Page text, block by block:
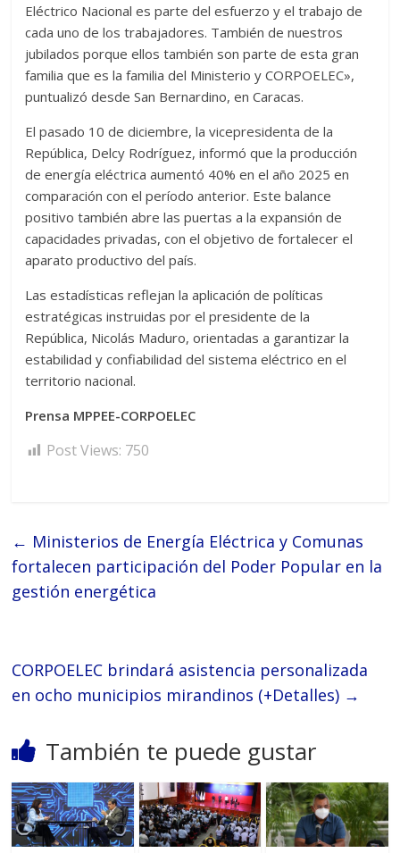
Eléctrico Nacional es parte del esfuerzo y el trabajo de
cada uno de los trabajadores. También de nuestros
jubilados porque ellos también son parte de esta gran
familia que es la familia del Ministerio y CORPOELEC»,
puntualizó desde San Bernardino, en Caracas.
El pasado 10 de diciembre, la vicepresidenta de la
República, Delcy Rodríguez, informó que la producción
de energía eléctrica aumentó 40% en el año 2025 en
comparación con el período anterior. Este balance
positivo también abre las puertas a la expansión de
capacidades privadas, con el objetivo de fortalecer el
aparato productivo del país.
Las estadísticas reflejan la aplicación de políticas
estratégicas instruidas por el presidente de la
República, Nicolás Maduro, orientadas a garantizar la
estabilidad y confiabilidad del sistema eléctrico en el
territorio nacional.
Prensa MPPEE-CORPOELEC
Post Views: 750
← Ministerios de Energía Eléctrica y Comunas
fortalecen participación del Poder Popular en la
gestión energética
CORPOELEC brindará asistencia personalizada
en ocho municipios mirandinos (+Detalles) →
También te puede gustar